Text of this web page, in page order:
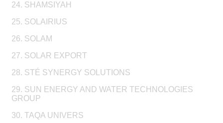
24. SHAMSIYAH
25. SOLAIRIUS
26. SOLAM
27. SOLAR EXPORT
28. STÉ SYNERGY SOLUTIONS
29. SUN ENERGY AND WATER TECHNOLOGIES
GROUP
30. TAQA UNIVERS